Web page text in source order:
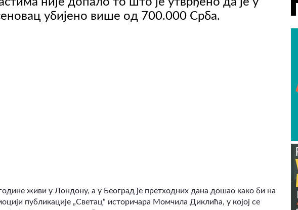
убијено више од 700.000 Срба.
живи у Лондону, а у Београд је претходних дана дошао како би на
публикације „Светац“ историчара Момчила Диклића, у којој се